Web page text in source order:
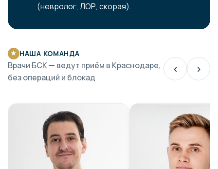
(невролог, ЛОР, скорая).
★ НАША КОМАНДА
Врачи БСК — ведут приём в Краснодаре,
без операций и блокад
‹ ›